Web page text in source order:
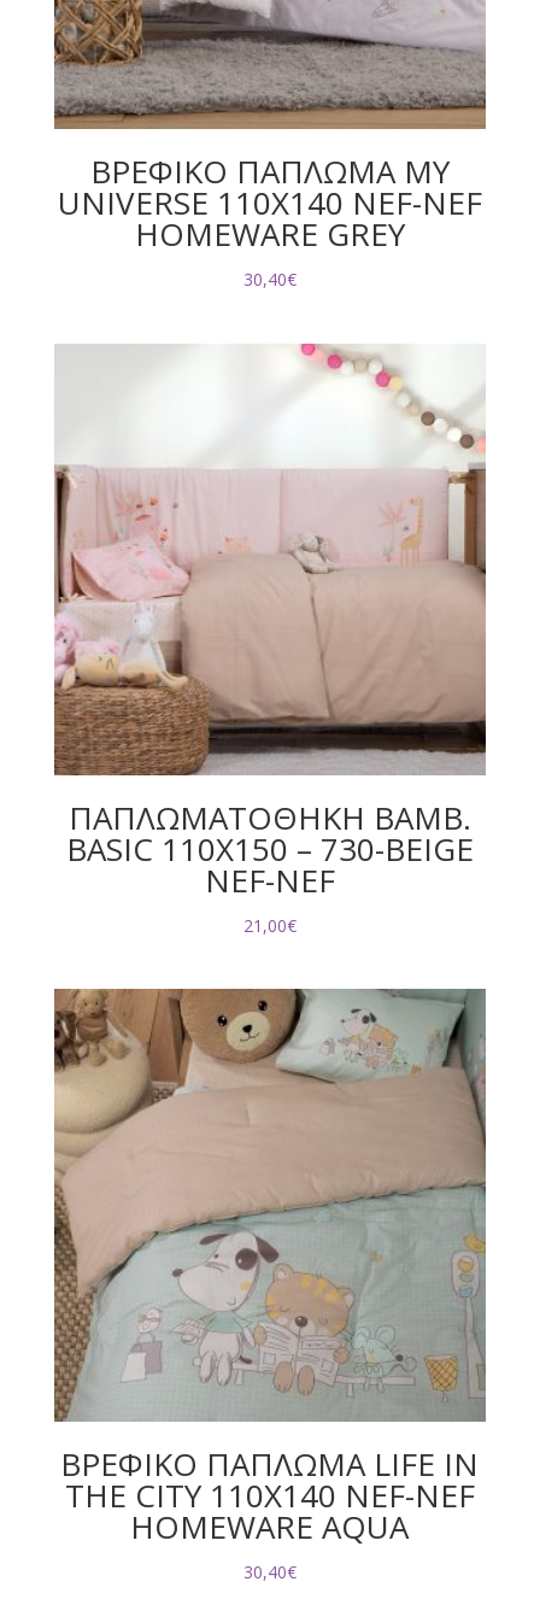
ΒΡΕΦΙΚΟ ΠΑΠΛΩΜΑ MY
UNIVERSE 110Χ140 NEF-NEF
HOMEWARE GREY
30,40€
ΠΑΠΛΩΜΑΤΟΘΗΚΗ ΒΑΜΒ.
BASIC 110Χ150 – 730-BEIGE
NEF-NEF
21,00€
ΒΡΕΦΙΚΟ ΠΑΠΛΩΜΑ LIFE IN
THE CITY 110Χ140 NEF-NEF
HOMEWARE AQUA
30,40€